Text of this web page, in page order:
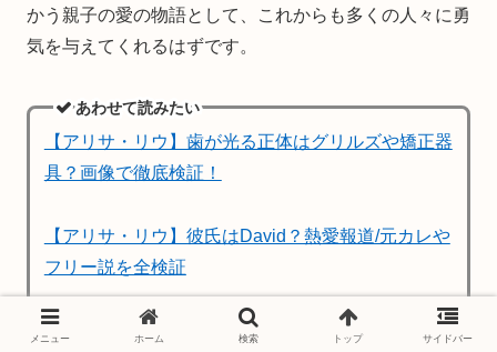
かう親子の愛の物語として、これからも多くの人々に勇
気を与えてくれるはずです。
あわせて読みたい
【アリサ・リウ】歯が光る正体はグリルズや矯正器
具？画像で徹底検証！
【アリサ・リウ】彼氏はDavid？熱愛報道/元カレや
フリー説を全検証
メニュー ホーム 検索 トップ サイドバー